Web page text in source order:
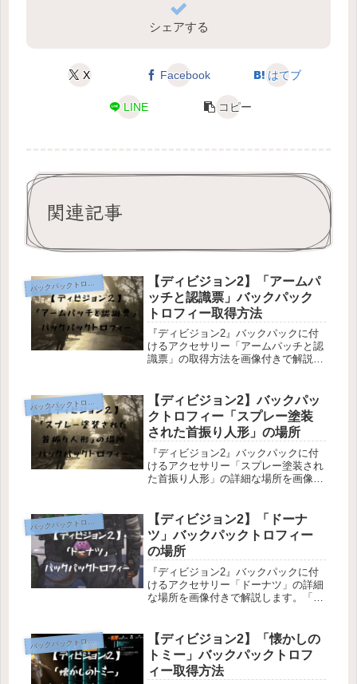
シェアする
X Facebook はてブ
LINE コピー
関連記事
バ
ックパックトロフィー
【ディビジョン2】「アームパ
ッチと認識票」バックパック
トロフィー取得方法
『ディビジョン2』バックパックに付
けるアクセサリー「アームパッチと認
識票」の取得方法を画像付きで解説し
ムパッチと認識票」は、メインミッシ
ョン「キャピトル・ヒル」の最後のボ
ス...
バ
ックパックトロフィー
【ディビジョン2】バックパッ
クトロフィー「スプレー塗装
された首振り人形」の場所
『ディビジョン2』バックパックに付
けるアクセサリー「スプレー塗装され
た首振り人形」の詳細な場所を画像付
ー「スプレー塗装された首振り人形」
は、メインミッション「ディストリク
ト...
バ
ックパックトロフィー
【ディビジョン2】「ドーナ
ツ」バックパックトロフィー
の場所
『ディビジョン2』バックパックに付
けるアクセサリー「ドーナツ」の詳細
な場所を画像付きで解説します。「ド
務「ネルソンシアターの人質」の途中
で拾うことができます。 最初の戦闘
エ...
バ
ックパックトロフィー
【ディビジョン2】「懐かしの
トミー」バックパックトロフ
ィー取得方法